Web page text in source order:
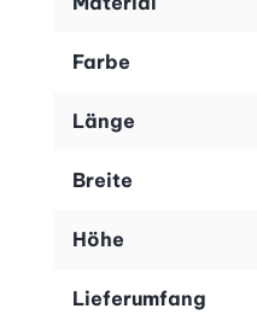
Farbe
Länge
Breite
Höhe
Lieferumfang